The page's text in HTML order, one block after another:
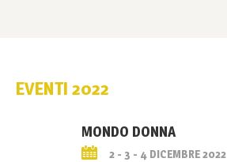
EVENTI 2022
MONDO DONNA
2 - 3 - 4 DICEMBRE 2022